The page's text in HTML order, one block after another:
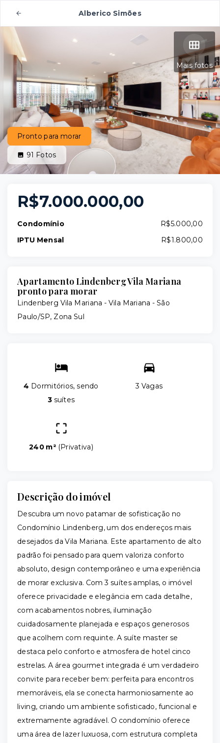
Alberico Simões
Mais fotos
Pronto para morar
91 Fotos
R$7.000.000,00
Condomínio
R$5.000,00
IPTU Mensal
R$1.800,00
Apartamento Lindenberg Vila Mariana
pronto para morar
Lindenberg Vila Mariana - Vila Mariana - São
Paulo/SP, Zona Sul
4 Dormitórios, sendo
3suítes
3 Vagas
240 m² (Privativa)
Descrição do imóvel
Descubra um novo patamar de sofisticação no
Condomínio Lindenberg, um dos endereços mais
desejados da Vila Mariana. Este apartamento de alto
padrão foi pensado para quem valoriza conforto
absoluto, design contemporâneo e uma experiência
de morar exclusiva. Com 3 suítes amplas, o imóvel
oferece privacidade e elegância em cada detalhe,
com acabamentos nobres, iluminação
cuidadosamente planejada e espaços generosos
que acolhem com requinte. A suíte master se
destaca pelo conforto e atmosfera de hotel cinco
estrelas. A área gourmet integrada é um verdadeiro
convite para receber bem: perfeita para encontros
memoráveis, ela se conecta harmoniosamente ao
living, criando um ambiente sofisticado, funcional e
extremamente agradável. O condomínio oferece
uma área de lazer luxuosa, com estrutura completa